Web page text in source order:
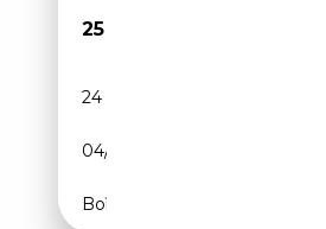
25 500€
24 000 km
04/2024
Boîte automatique